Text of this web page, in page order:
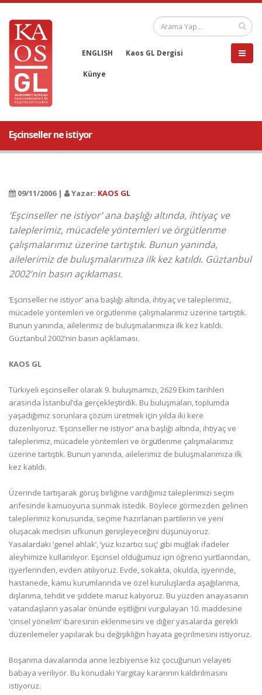
ENGLISH Kaos GL Dergisi
Künye
Eşcinseller ne istiyor
09/11/2006 | Yazar: KAOS GL
‘Eşcinseller ne istiyor’ ana başlığı altında, ihtiyaç ve
taleplerimiz, mücadele yöntemleri ve örgütlenme
çalışmalarımız üzerine tartıştık. Bunun yanında,
ailelerimiz de buluşmalarımıza ilk kez katıldı. Güztanbul
2002’nin basın açıklaması.
‘Eşcinseller ne istiyor’ ana başlığı altında, ihtiyaç ve taleplerimiz,
mücadele yöntemleri ve örgütlenme çalışmalarımız üzerine tartıştık.
Bunun yanında, ailelerimiz de buluşmalarımıza ilk kez katıldı.
Güztanbul 2002’nin basın açıklaması.
KAOS GL
Türkiyeli eşcinseller olarak 9. buluşmamızı, 2629 Ekim tarihleri
arasında İstanbul’da gerçekleştirdik. Bu buluşmaları, toplumda
yaşadığımız sorunlara çözüm üretmek için yılda iki kere
düzenliyoruz. ‘Eşcinseller ne istiyor’ ana başlığı altında, ihtiyaç ve
taleplerimiz, mücadele yöntemleri ve örgütlenme çalışmalarımız
üzerine tartıştık. Bunun yanında, ailelerimiz de buluşmalarımıza ilk
kez katıldı.
Üzerinde tartışarak görüş birliğine vardığımız taleplerimizi seçim
arifesinde kamuoyuna sunmak istedik. Böylece görmezden gelinen
taleplerimiz konusunda, seçime hazırlanan partilerin ve yeni
oluşacak meclisin ufkunun genişleyeceğini düşünüyoruz.
Yasalardaki ‘genel ahlak’, ‘yüz kızartıcı suç’ gibi muğlak ifadeler
aleyhimize kullanılıyor. Eşcinsel olduğumuz için öğrenci yurtlarından,
işyerlerinden, evden atılıyoruz. Evde, sokakta, okulda, işyerinde,
hastanede, kamu kurumlarında ve özel kuruluşlarda aşağılanma,
dışlanma, tehdit ve şiddete maruz kalıyoruz. Bu yüzden anayasanın
vatandaşların yasalar önünde eşitliğini vurgulayan 10. maddesine
‘cinsel yönelim’ ibaresinin eklenmesini ve diğer yasalarda gerekli
düzenlemeler yapılarak bu değişikliğin hayata geçirilmesini istiyoruz.
Boşanma davalarında anne lezbiyense kız çocuğunun velayeti
babaya veriliyor. Bu konudaki Yargıtay kararının kaldırılmasını
istiyoruz.